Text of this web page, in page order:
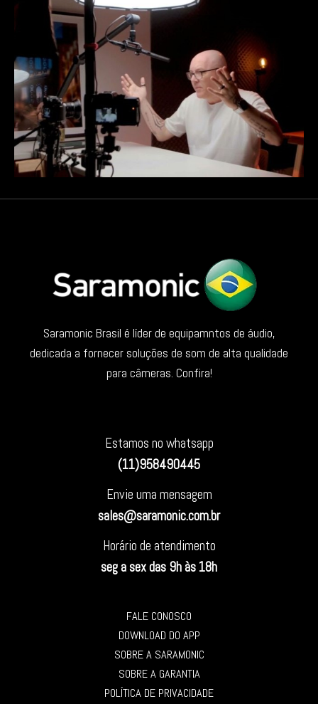
Saramonic Brasil é líder de equipamntos de áudio,
dedicada a fornecer soluções de som de alta qualidade
para câmeras. Confira!
Estamos no whatsapp
(11)958490445
Envie uma mensagem
sales@saramonic.com.br
Horário de atendimento
seg a sex das 9h às 18h
FALE CONOSCO
DOWNLOAD DO APP
SOBRE A SARAMONIC
SOBRE A GARANTIA
POLÍTICA DE PRIVACIDADE